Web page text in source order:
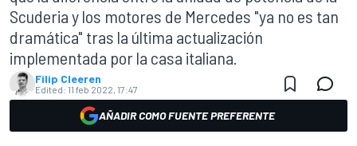
Scuderia y los motores de Mercedes "ya no es tan
dramática" tras la última actualización
implementada por la casa italiana.
Filip Cleeren
Edited: 11 feb 2022, 17:47
AÑADIR COMO FUENTE PREFERENTE